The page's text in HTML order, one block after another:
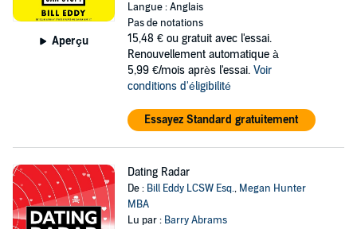
Aperçu
Langue : Anglais
Pas de notations
15,48 € ou gratuit avec l'essai.
Renouvellement automatique à
5,99 €/mois après l'essai. Voir
conditions d'éligibilité
Essayez Standard gratuitement
Dating Radar
De : Bill Eddy LCSW Esq., Megan Hunter
MBA
Lu par : Barry Abrams